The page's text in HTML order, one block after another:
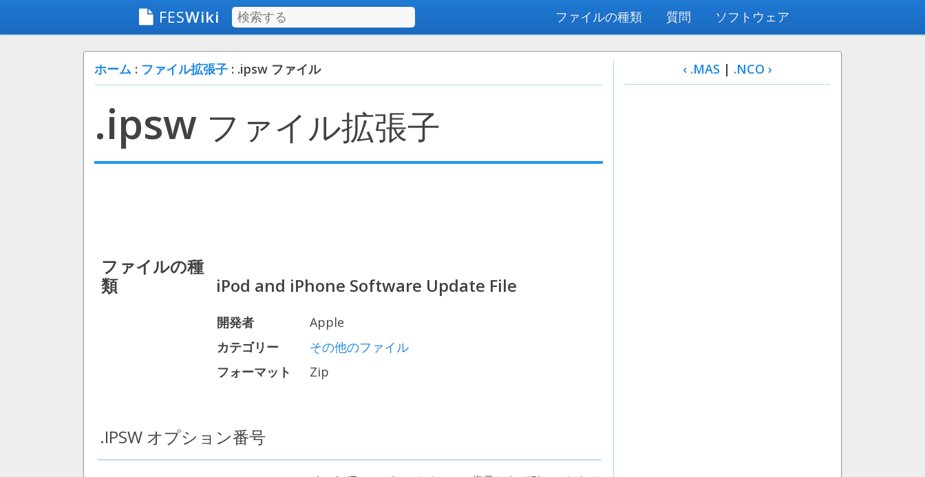
FESWiki ファイルの種類 質問 ソフトウェア
ホーム : ファイル拡張子 : .ipsw ファイル
.ipsw ファイル拡張子
ファイルの種
類
iPod and iPhone Software Update File
開発者
Apple
カテゴリー
その他のファイル
フォーマット
Zip
.IPSW オプション番号
‹ .MAS | .NCO ›